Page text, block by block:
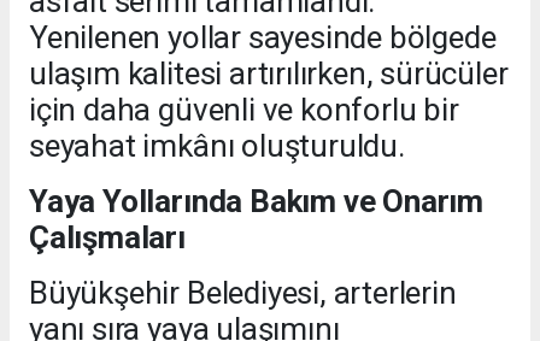
Yenilenen yollar sayesinde bölgede
ulaşım kalitesi artırılırken, sürücüler
için daha güvenli ve konforlu bir
seyahat imkânı oluşturuldu.
Yaya Yollarında Bakım ve Onarım
Çalışmaları
Büyükşehir Belediyesi, arterlerin
yanı sıra yaya ulaşımını